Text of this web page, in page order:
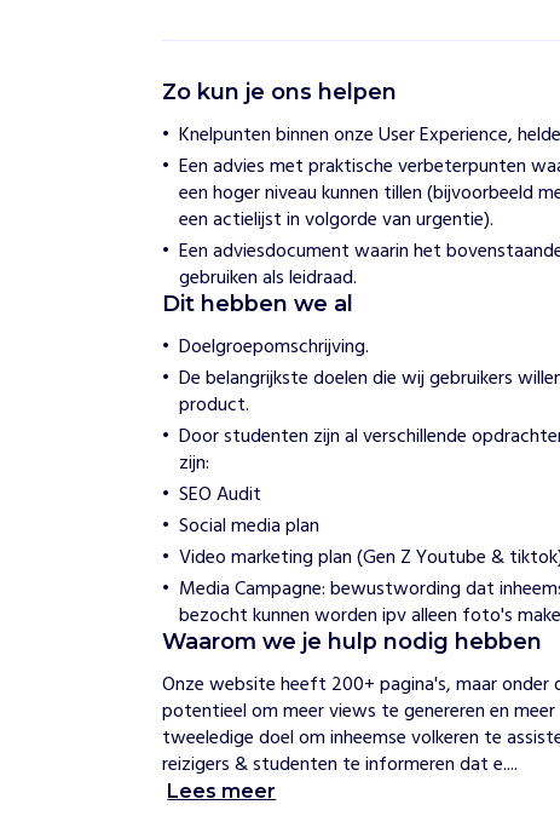
t
c
h
t
i
n
g
F
a
r
T
u
r
i
s
m
H
o
e
w
i
h
e
l
p
e
n
Zo kun je ons helpen
Knelpunten binnen onze User Experience,
Een advies met praktische verbeterpunten
een hoger niveau kunnen tillen (bijvoorbeeld
een actielijst in volgorde van urgentie).
Een adviesdocument waarin het
gebruiken als leidraad.
Dit hebben we al
Doelgroepomschrijving.
De belangrijkste doelen die wij gebruikers
product.
Door studenten zijn al verschillende
zijn:
SEO Audit
Social media plan
Video marketing plan (Gen Z Youtube &
Media Campagne: bewustwording dat
bezocht kunnen worden ipv alleen foto's
Waarom we je hulp nodig hebben
Onze website heeft 200+ pagina's, maar onder
potentieel om meer views te genereren en
tweeledige doel om inheemse volkeren te
reizigers & studenten te informeren dat e....
Lees meer